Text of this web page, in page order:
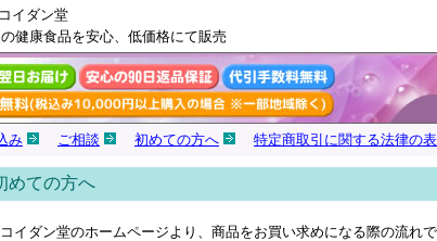
イダン堂
健康食品を安心、低価格にて販売
み ご相談 初めての方へ 特定商取引に関する法律の
めての方へ
イダン堂のホームページより、商品をお買い求めになる際の流れで